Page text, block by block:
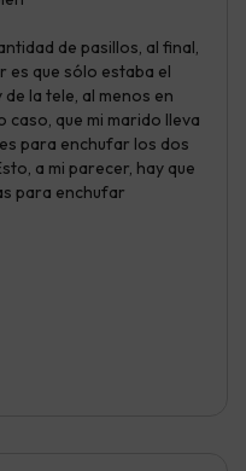
de pasillos, al final,
es que sólo estaba el
la tele, al menos en
que mi marido lleva
para enchufar los dos
a mi parecer, hay que
para enchufar